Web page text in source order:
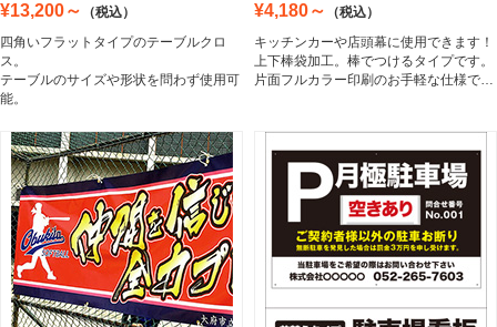
アルミ複合板
Aluminum Composite Board
スチレンボード
Styrene Board
板材
Board
¥13,200～
（税込）
四角いフラットタイプのテーブルクロ
ス。
テーブルのサイズや形状を問わず使用可
能。
¥4,180～
（税込）
キッチンカーや店頭幕に使用できます！
上下棒袋加工。棒でつけるタイプです。
片面フルカラー印刷のお手軽な仕様で…